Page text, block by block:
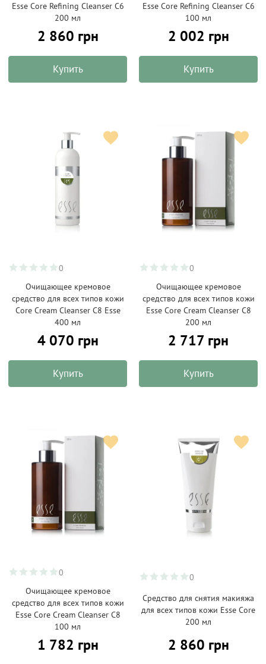
Esse Core Refining Cleanser C6
200 мл
2 860 грн
Купить
Esse Core Refining Cleanser C6
100 мл
2 002 грн
Купить
0
Очищающее кремовое
средство для всех типов кожи
Core Cream Cleanser C8 Esse
400 мл
4 070 грн
Купить
0
Очищающее кремовое
средство для всех типов кожи
Esse Core Cream Cleanser C8
200 мл
2 717 грн
Купить
0
Очищающее кремовое
средство для всех типов кожи
Esse Core Cream Cleanser C8
100 мл
1 782 грн
0
Средство для снятия макияжа
для всех типов кожи Esse Core
200 мл
2 860 грн